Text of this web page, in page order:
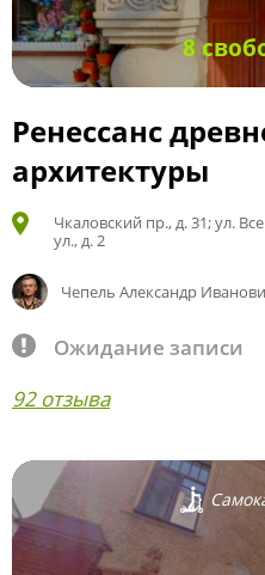
8
Ренессанс
архитектуры
Чкаловский пр., д. 31; ул.
ул., д. 2
Чепель Александр
Ожидание записи
92 отзыва